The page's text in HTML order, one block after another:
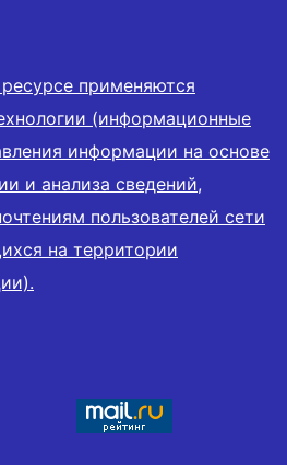
применяются
(информационные
информации на основе
и анализа сведений,
пользователей сети
на территории